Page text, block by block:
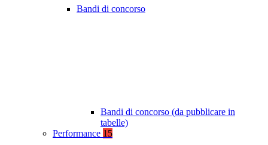
Bandi di concorso
Bandi di concorso (da pubblicare in
tabelle)
Performance 15